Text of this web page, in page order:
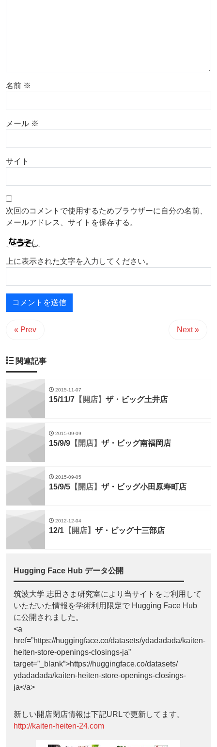
名前 ※
メール ※
サイト
次回のコメントで使用するためブラウザーに自分の名前、
メールアドレス、サイトを保存する。
上に表示された文字を入力してください。
« Prev Next »
関連記事
2015-11-07
15/11/7 【開店】 ザ・ビッグ土井店
2015-09-09
15/9/9 【開店】 ザ・ビッグ南福岡店
2015-09-05
15/9/5 【開店】 ザ・ビッグ小田原寿町店
2012-12-04
12/1 【開店】 ザ・ビッグ十三部店
Hugging Face Hub データ公開
筑波大学 志田さま研究室により当サイトをご利用して
いただいた情報を学術利用限定で Hugging Face Hub
に公開されました。
<a
href=”https://huggingface.co/datasets/ydadadada/kaiten-
heiten-store-openings-closings-ja”
target=”_blank”>https://huggingface.co/datasets/
ydadadada/kaiten-heiten-store-openings-closings-
ja</a>
新しい開店閉店情報は下記URLで更新してます。
http://kaiten-heiten-24.com